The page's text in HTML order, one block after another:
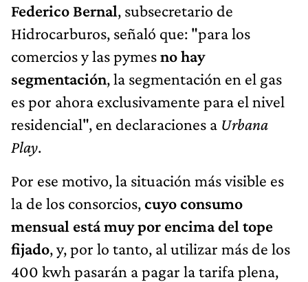
Federico Bernal, subsecretario de
Hidrocarburos, señaló que: "para los
comercios y las pymesno hay
segmentación, la segmentación en el gas
es por ahora exclusivamente para el nivel
residencial", en declaraciones a Urbana
Play.
Por ese motivo, la situación más visible es
la de los consorcios,cuyo consumo
mensual está muy por encima del tope
fijado, y, por lo tanto, al utilizar más de los
400 kwh pasarán a pagar la tarifa plena,